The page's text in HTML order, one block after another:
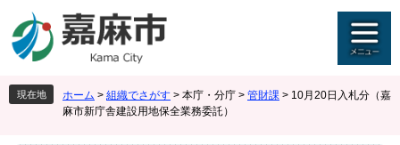
ジ
先
頭
ュ
を
飛
現在地 ホーム > 組織でさがす > 本庁・分庁 > 管財課 > 10月20日入札分（嘉
麻市新庁舎建設用地保全業務委託）